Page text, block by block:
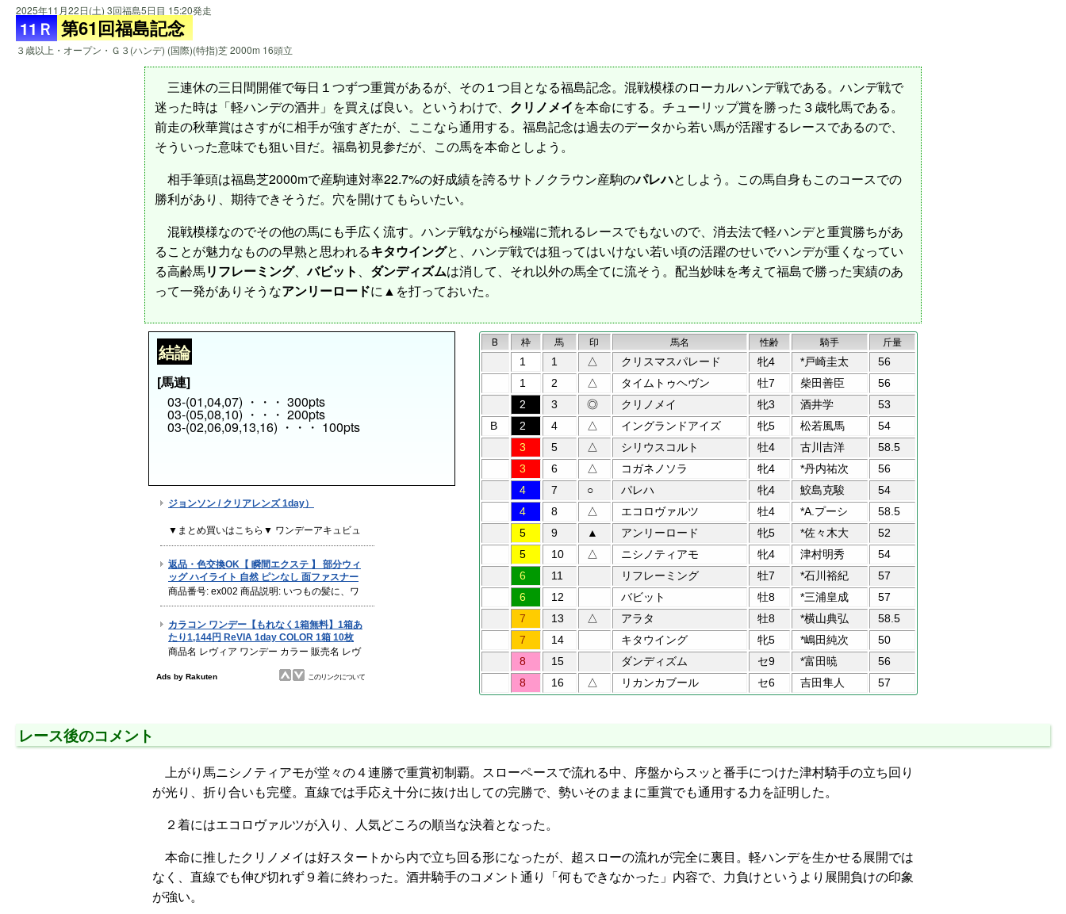
2025年11月22日(土) 3回福島5日目 15:20発走
11Ｒ 第61回福島記念
３歳以上・オープン・Ｇ３(ハンデ) (国際)(特指)芝 2000m 16頭立
三連休の三日間開催で毎日１つずつ重賞があるが、その１つ目となる福島記念。混戦模様のローカルハンデ戦である。ハンデ戦で
迷った時は「軽ハンデの酒井」を買えば良い。というわけで、 クリノメイを本命にする。チューリップ賞を勝った３歳牝馬である。
前走の秋華賞はさすがに相手が強すぎたが、ここなら通用する。福島記念は過去のデータから若い馬が活躍するレースであるので、
そういった意味でも狙い目だ。福島初見参だが、この馬を本命としよう。
相手筆頭は福島芝2000mで産駒連対率22.7%の好成績を誇るサトノクラウン産駒のパレハとしよう。この馬自身もこのコースでの
勝利があり、期待できそうだ。穴を開けてもらいたい。
混戦模様なのでその他の馬にも手広く流す。ハンデ戦ながら極端に荒れるレースでもないので、消去法で軽ハンデと重賞勝ちがあ
ることが魅力なものの早熟と思われるキタウイングと、ハンデ戦では狙ってはいけない若い頃の活躍のせいでハンデが重くなってい
る高齢馬リフレーミング、バビット 、 ダンディズムは消して、それ以外の馬全てに流そう。配当妙味を考えて福島で勝った実績のあ
って一発がありそうなアンリーロードに▲を打っておいた。
結論
[馬連]
03-(01,04,07) ・・・ 300pts
03-(05,08,10) ・・・ 200pts
03-(02,06,09,13,16) ・・・ 100pts
B 枠 馬 印 馬名 性齢 騎手
斤量
1
1 △ クリスマスパレード 牝4 *戸崎圭太
56
1
2 △ タイムトゥヘヴン 牡7 柴田善臣
56
2
3 ◎ クリノメイ 牝3 酒井学
53
B
2 4 △ イングランドアイズ 牝5 松若風馬
54
3
5 △ シリウスコルト 牡4 古川吉洋
58.5
3
6 △ コガネノソラ 牝4 *丹内祐次
56
4
7 ○ パレハ 牝4 鮫島克駿
54
4
8 △ エコロヴァルツ 牡4 *A.プーシ
58.5
5
9 ▲ アンリーロード 牝5 *佐々木大
52
5
10 △ ニシノティアモ 牝4 津村明秀
54
6
11 リフレーミング 牡7 *石川裕紀
57
6
12 バビット 牡8 *三浦皇成
57
7
13 △ アラタ 牡8 *横山典弘
58.5
7
14 キタウイング 牝5 *嶋田純次
50
8
15 ダンディズム セ9 *富田暁
56
8
16 △ リカンカブール セ6 吉田隼人 57
レース後のコメント
上がり馬ニシノティアモが堂々の４連勝で重賞初制覇。スローペースで流れる中、序盤からスッと番手につけた津村騎手の立ち回り
が光り、折り合いも完璧。直線では手応え十分に抜け出しての完勝で、勢いそのままに重賞でも通用する力を証明した。
２着にはエコロヴァルツが入り、人気どころの順当な決着となった。
本命に推したクリノメイは好スタートから内で立ち回る形になったが、超スローの流れが完全に裏目。軽ハンデを生かせる展開では
なく、直線でも伸び切れず９着に終わった。酒井騎手のコメント通り「何もできなかった」内容で、力負けというより展開負けの印象
が強い。